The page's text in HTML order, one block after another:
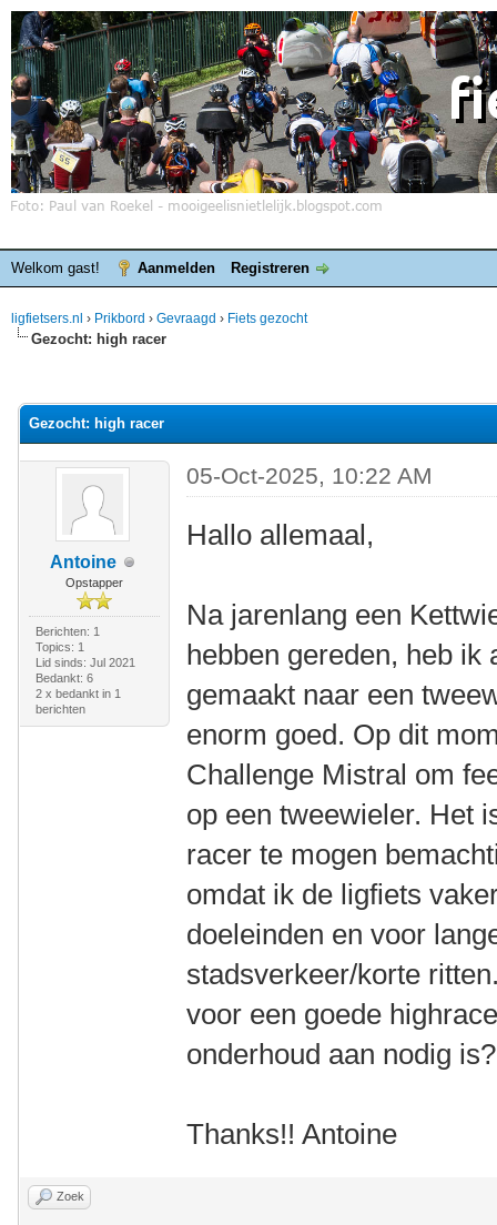
Welkom gast! Aanmelden Registreren
ligfietsers.nl › Prikbord › Gevraagd › Fiets gezocht
Gezocht: high racer
Gezocht: high racer
Antoine
Opstapper
Berichten: 1
Topics: 1
Lid sinds: Jul 2021
Bedankt: 6
2 x bedankt in 1
berichten
05-Oct-2025, 10:22 AM
Hallo allemaal,
Na jarenlang een
hebben gereden, heb ik
gemaakt naar een
enorm goed. Op dit
Challenge Mistral om
op een tweewieler. Het
racer te mogen
omdat ik de ligfiets
doeleinden en voor
stadsverkeer/korte
voor een goede
onderhoud aan nodig
Thanks!! Antoine
Zoek